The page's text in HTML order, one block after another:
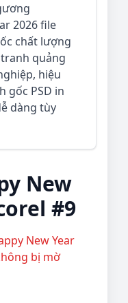
2026 file
chất lượng
quảng
hiệu
gốc PSD in
dàng tùy
New
#9
New Year
bị mờ